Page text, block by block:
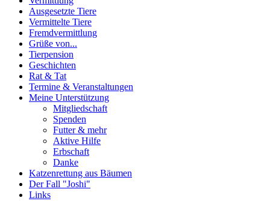
Ausgesetzte Tiere
Vermittelte Tiere
Fremdvermittlung
Grüße von...
Tierpension
Geschichten
Rat & Tat
Termine & Veranstaltungen
Meine Unterstützung
Mitgliedschaft
Spenden
Futter & mehr
Aktive Hilfe
Erbschaft
Danke
Katzenrettung aus Bäumen
Der Fall "Joshi"
Links